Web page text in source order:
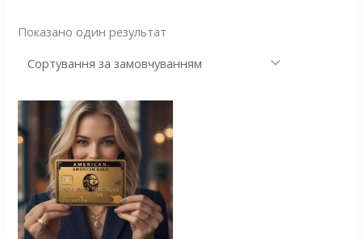
Показано один результат